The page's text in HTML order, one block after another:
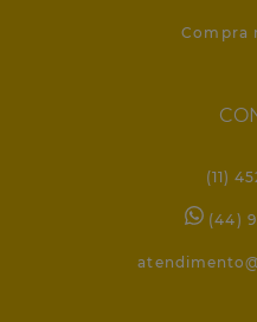
Compra
(11)
(44)